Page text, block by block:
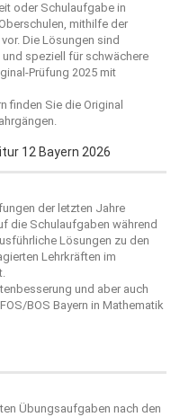
oder Schulaufgabe in
mithilfe der
Die Lösungen sind
speziell für schwächere
Prüfung 2025 mit
finden Sie die Original
12 Bayern 2026
der letzten Jahre
die Schulaufgaben während
Lösungen zu den
Lehrkräften im
und aber auch
BOS Bayern in Mathematik
Übungsaufgaben nach den